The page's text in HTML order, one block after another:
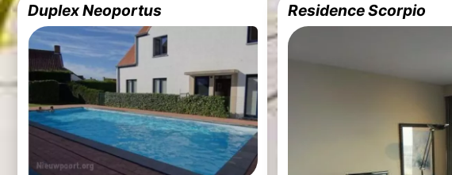
Duplex Neoportus Residence Scorpio